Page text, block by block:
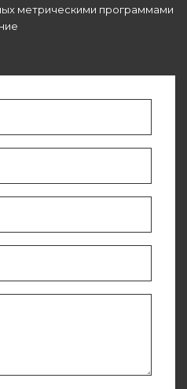
метрическими программами